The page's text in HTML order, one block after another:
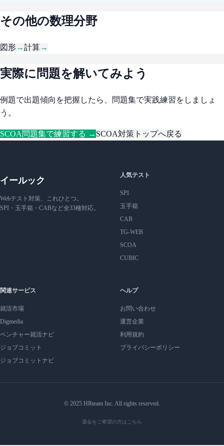
その他の数理分野
図形→計算→
実際に問題を解いてみよう
例題で出題傾向を把握したら、問題集で実践練習をしましょ
う。
SCOA問題集で練習する → SCOA対策トップへ戻る
イールック
Webテスト対策、これひとつ。
SPI・玉手箱・CABなど全33種対応。
人気テスト
SPI
玉手箱
CAB
TG-WEB
SCOA
CUBIC
関連サービス
就活市場
Digmedia
ベンチャー就活ナビ
ジョブコミット
ジョブコミットナビ
ヘルプ
お問い合わせ
運営企業
利用規約
プライバシーポリシー
© 2025 HRteam Inc. All rights reserved.
退会をご希望の方はこちら